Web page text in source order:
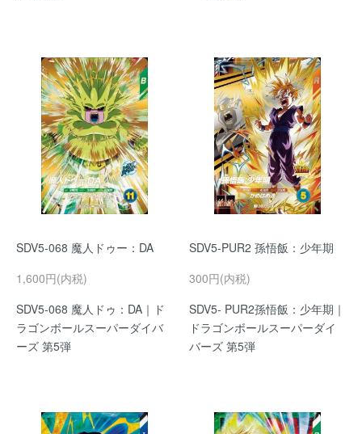
SDV5-068 魔人ドゥー：DA
1,600円(内税)
SDV5-068 魔人ドゥ：DA｜ド
ラゴンボールスーパーダイバ
ーズ 第5弾
SDV5-PUR2 孫悟飯：少年期
300円(内税)
SDV5- PUR2孫悟飯：少年期｜
ドラゴンボールスーパーダイ
バーズ 第5弾